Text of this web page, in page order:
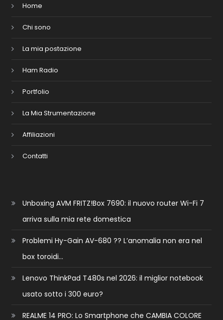
Home
Chi sono
La mia postazione
Ham Radio
Portfolio
La Mia Strumentazione
Affiliazioni
Contatti
Unboxing AVM FRITZ!Box 7690: il nuovo router Wi-Fi 7
arriva sulla mia rete domestica
Problemi Hy-Gain AV-680 ?? L’anomalia non era nel
box toroidi…
Lenovo ThinkPad T480s nel 2026: il miglior notebook
usato sotto i 300 euro?
REALME 14 PRO: Lo Smartphone che CAMBIA COLORE